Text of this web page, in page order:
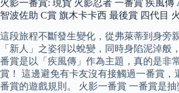
火影一番賞: 現貨 火影忍者 一番賞 疾風傳
智波佐助 C賞 旗木卡卡西 最後賞 四代目
這段旅程不斷發生變化，從弗萊蒂到身旁
「新人」之姿得以蛻變，同時身陷泥淖般
番賞是以「疾風傳」作為主題，真的是非
賞！ 這邊避免有卡友沒有接觸過一番賞，
番賞的遊戲規則。 火影一番賞 一番賞是抽